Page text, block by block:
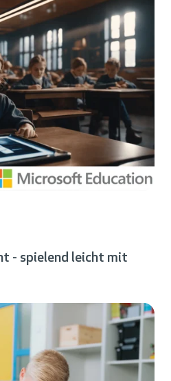
- spielend leicht mit